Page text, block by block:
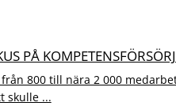
PÅ
800 till nära 2 000
skulle ...